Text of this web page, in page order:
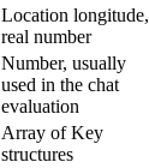
Location longitude,
real number
Number, usually
used in the chat
evaluation
Array of Key
structures